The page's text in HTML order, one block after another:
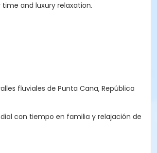
and luxury relaxation.
fluviales de Punta Cana, República
con tiempo en familia y relajación de